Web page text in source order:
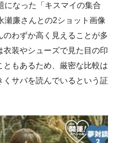
になった「キスマイの集合
瀬廉さんとの2ショット画像
のわずか高く見えることが多
装やシューズで見た目の印
もあるため、厳密な比較は
サバを読んでいるという証